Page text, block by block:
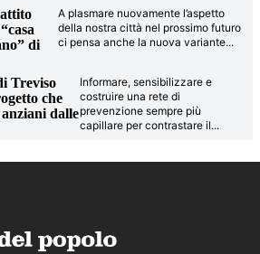
di
A plasmare nuovamente l’aspetto
della nostra città nel prossimo futuro
ci pensa anche la nuova variante...
Treviso
che
dalle
Informare, sensibilizzare e
costruire una rete di
prevenzione sempre più
capillare per contrastare il...